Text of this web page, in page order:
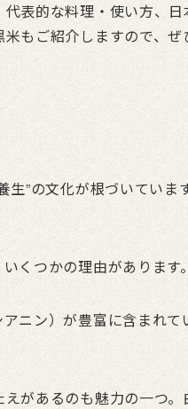
表的な料理・使い方、
もご紹介しますので、
”の文化が根づいてい
くつかの理由があります。
ニン）が豊富に含まれ
があるのも魅力の一つ